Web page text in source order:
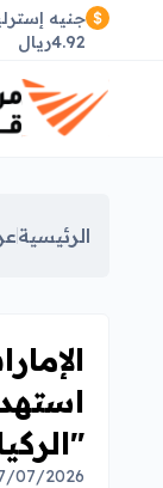
جنيه
4.92ريال
الرئيسية
07/07/2026 الساعة 21:30 (بتوقيت